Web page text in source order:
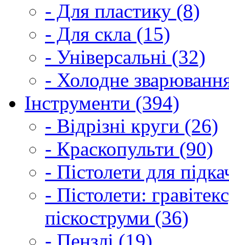
- Для пластику (8)
- Для скла (15)
- Універсальні (32)
- Холодне
Інструменти (394)
- Відрізні круги (26)
- Краскопульти (90)
- Пістолети для
- Пістолети:
піскоструми (36)
- Пензлі (19)